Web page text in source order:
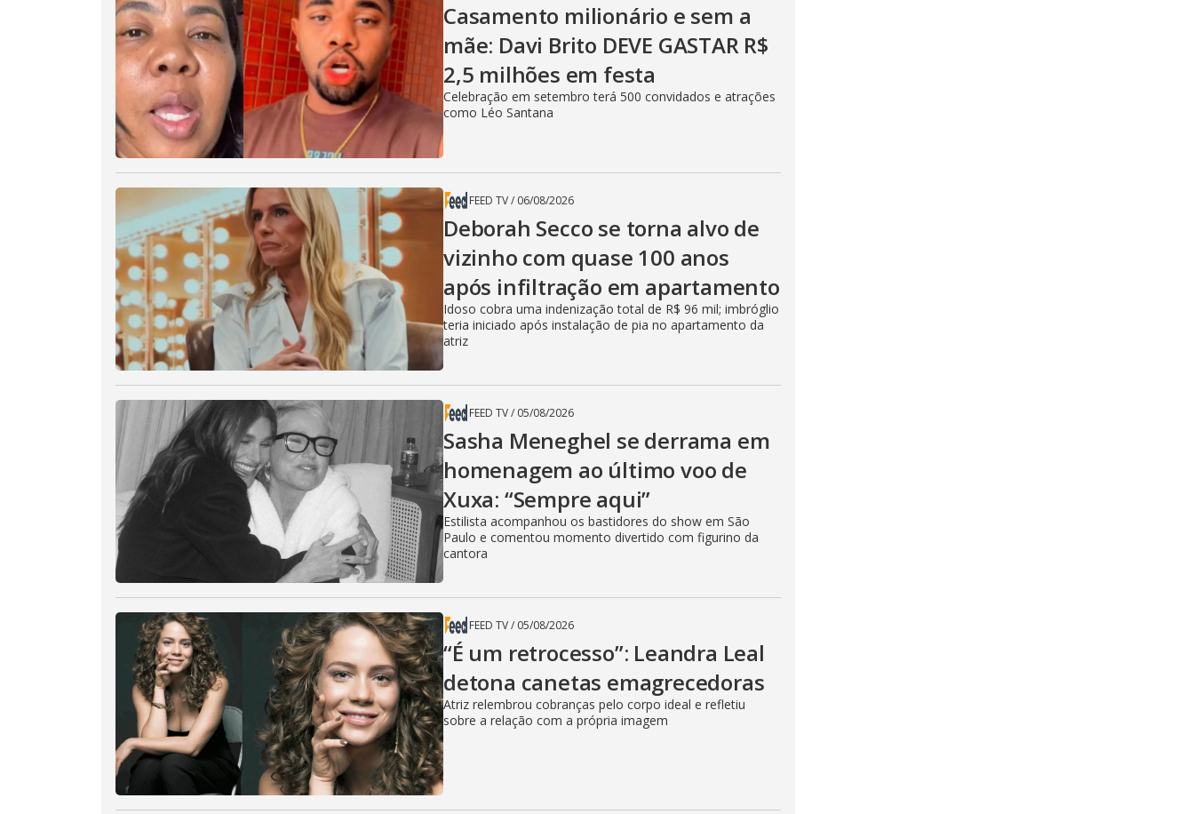
Casamento milionário e sem a
mãe: Davi Brito DEVE GASTAR R$
2,5 milhões em festa
Celebração em setembro terá 500 convidados e atrações
como Léo Santana
FEED TV/ 06/08/2026
Deborah Secco se torna alvo de
vizinho com quase 100 anos
após infiltração em apartamento
Idoso cobra uma indenização total de R$ 96 mil; imbróglio
teria iniciado após instalação de pia no apartamento da
atriz
FEED TV/ 05/08/2026
Sasha Meneghel se derrama em
homenagem ao último voo de
Xuxa: “Sempre aqui”
Estilista acompanhou os bastidores do show em São
Paulo e comentou momento divertido com figurino da
cantora
FEED TV/ 05/08/2026
“É um retrocesso”: Leandra Leal
detona canetas emagrecedoras
Atriz relembrou cobranças pelo corpo ideal e refletiu
sobre a relação com a própria imagem